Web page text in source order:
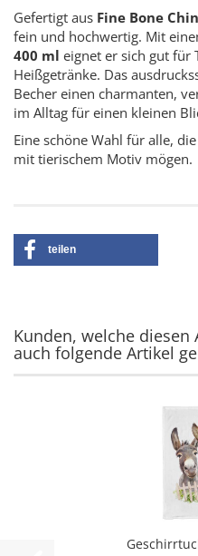
Gefertigt aus Fine Bone
fein und hochwertig. Mit
400 ml eignet er sich gut für
Heißgetränke. Das
Becher einen charmanten,
im Alltag für einen kleinen
Eine schöne Wahl für alle,
mit tierischem Motiv mögen.
teilen
Kunden, welche
auch folgende Artikel